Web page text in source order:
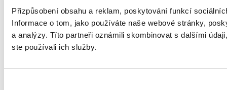
Přizpůsobení obsahu a reklam, poskytování funkcí
Informace o tom, jako používáte naše webové stránky,
a analýzy. Títo partneři oznámili skombinovat s dalšími
ste používali ich služby.